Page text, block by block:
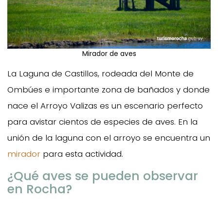
Mirador de aves
La Laguna de Castillos, rodeada del Monte de
Ombúes e importante zona de bañados y donde
nace el Arroyo Valizas es un escenario perfecto
para avistar cientos de especies de aves. En la
unión de la laguna con el arroyo se encuentra un
mirador para esta actividad.
¿Qué aves se pueden observar
en Rocha?